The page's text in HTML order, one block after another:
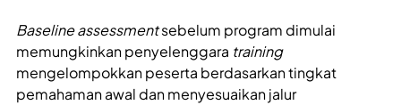
Baseline assessmentsebelum program dimulai
memungkinkan penyelenggara training
mengelompokkan peserta berdasarkan tingkat
pemahaman awal dan menyesuaikan jalur